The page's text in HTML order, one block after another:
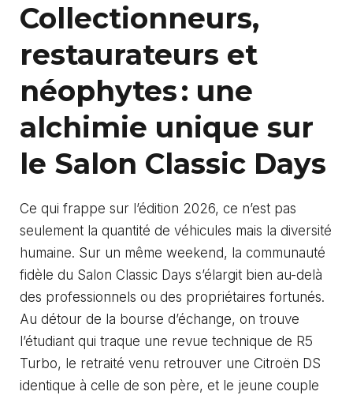
Collectionneurs,
restaurateurs et
néophytes : une
alchimie unique sur
le Salon Classic Days
Ce qui frappe sur l’édition 2026, ce n’est pas
seulement la quantité de véhicules mais la diversité
humaine. Sur un même weekend, la communauté
fidèle du Salon Classic Days s’élargit bien au-delà
des professionnels ou des propriétaires fortunés.
Au détour de la bourse d’échange, on trouve
l’étudiant qui traque une revue technique de R5
Turbo, le retraité venu retrouver une Citroën DS
identique à celle de son père, et le jeune couple